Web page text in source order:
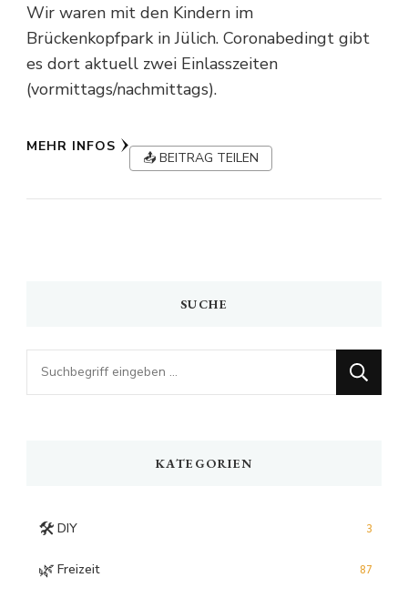
Wir waren mit den Kindern im
Brückenkopfpark in Jülich. Coronabedingt gibt
es dort aktuell zwei Einlasszeiten
(vormittags/nachmittags).
MEHR INFOS
📤 BEITRAG TEILEN
SUCHE
Looking
for
KATEGORIEN
🛠️ DIY 3
🌿 Freizeit 87